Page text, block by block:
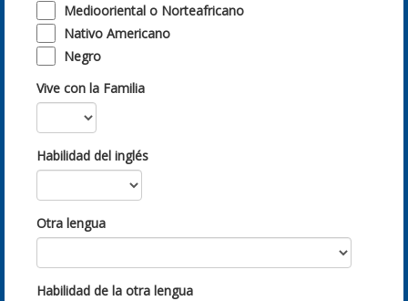
Mediooriental o Norteafricano
Nativo Americano
Negro
Vive con la Familia
Habilidad del inglés
Otra lengua
Habilidad de la otra lengua